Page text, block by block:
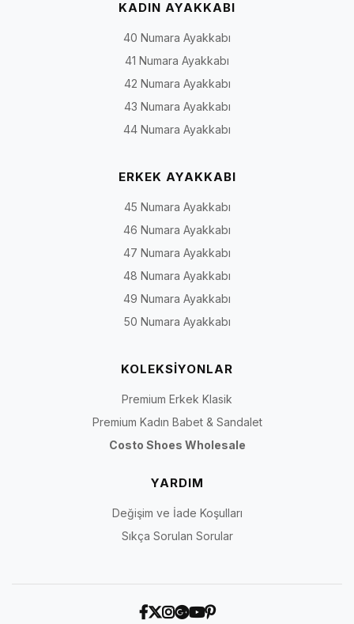
KADIN AYAKKABI
40 Numara Ayakkabı
41 Numara Ayakkabı
42 Numara Ayakkabı
43 Numara Ayakkabı
44 Numara Ayakkabı
ERKEK AYAKKABI
45 Numara Ayakkabı
46 Numara Ayakkabı
47 Numara Ayakkabı
48 Numara Ayakkabı
49 Numara Ayakkabı
50 Numara Ayakkabı
KOLEKSİYONLAR
Premium Erkek Klasik
Premium Kadın Babet & Sandalet
Costo Shoes Wholesale
YARDIM
Değişim ve İade Koşulları
Sıkça Sorulan Sorular